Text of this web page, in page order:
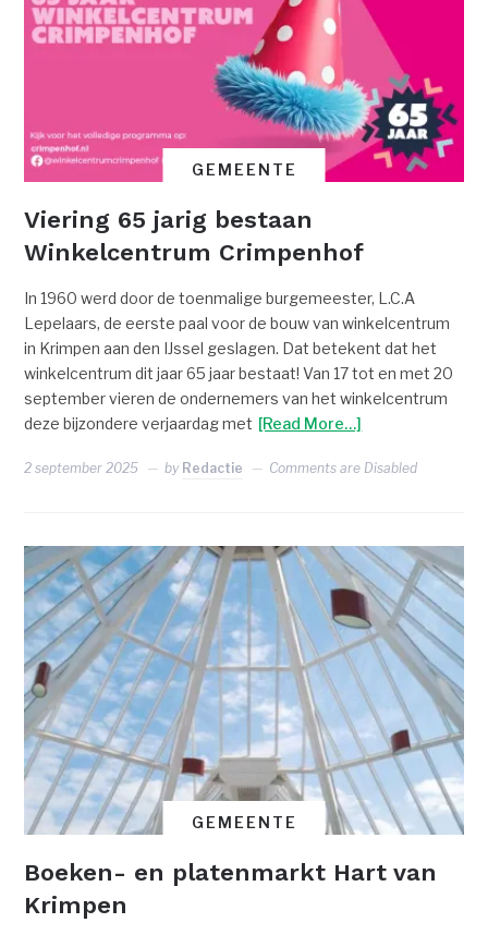
GEMEENTE
Viering 65 jarig bestaan
Winkelcentrum Crimpenhof
In 1960 werd door de toenmalige burgemeester, L.C.A
Lepelaars, de eerste paal voor de bouw van winkelcentrum
in Krimpen aan den IJssel geslagen. Dat betekent dat het
winkelcentrum dit jaar 65 jaar bestaat! Van 17 tot en met 20
september vieren de ondernemers van het winkelcentrum
deze bijzondere verjaardag met [Read More…]
2 september 2025 by Redactie Comments are Disabled
GEMEENTE
Boeken- en platenmarkt Hart van
Krimpen